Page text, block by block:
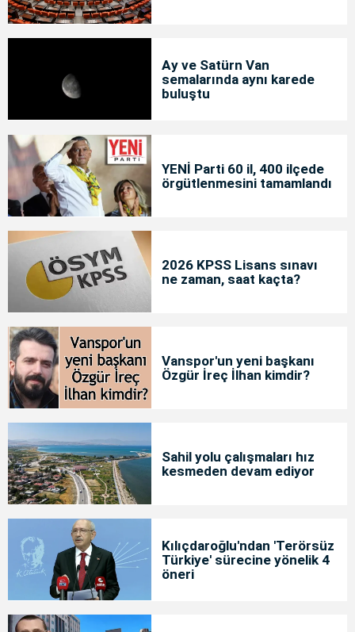
Ay ve Satürn Van
semalarında aynı karede
buluştu
YENİ Parti 60 il, 400 ilçede
örgütlenmesini tamamlandı
2026 KPSS Lisans sınavı
ne zaman, saat kaçta?
Vanspor'un yeni başkanı
Özgür İreç İlhan kimdir?
Sahil yolu çalışmaları hız
kesmeden devam ediyor
Kılıçdaroğlu'ndan 'Terörsüz
Türkiye' sürecine yönelik 4
öneri